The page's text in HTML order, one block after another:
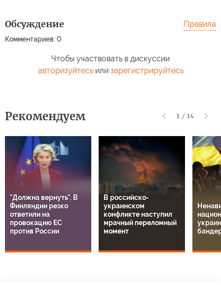
Обсуждение
Комментариев: 0
Правила
Чтобы участвовать в дискуссии
авторизуйтесьили зарегистрируйтесь
Рекомендуем 1 / 14
"Должна вернуть". В
Финляндии резко
ответили на
провокацию ЕС
против России
В российско-
украинском
конфликте наступил
мрачный переломный
момент